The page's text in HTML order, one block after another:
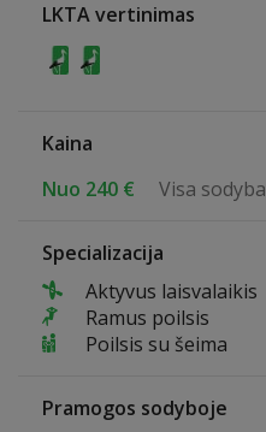
LKTA vertinimas
Kaina
Nuo 240 €
Visa sodyba
Specializacija
Aktyvus laisvalaikis
Ramus poilsis
Poilsis su šeima
Pramogos sodyboje